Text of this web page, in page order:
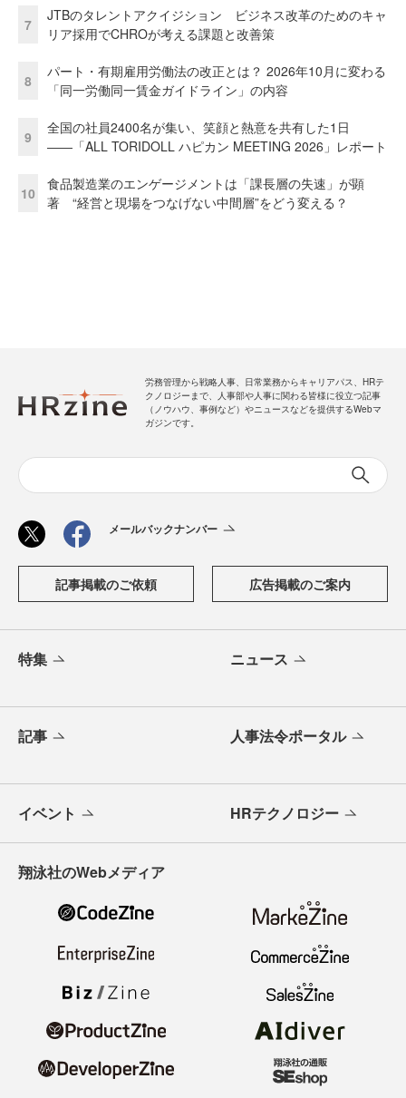
7
JTBのタレントアクイジション ビジネス改革のためのキャ
リア採用でCHROが考える課題と改善策
8
パート・有期雇用労働法の改正とは？ 2026年10月に変わる
「同一労働同一賃金ガイドライン」の内容
9
全国の社員2400名が集い、笑顔と熱意を共有した1日
――「ALL TORIDOLL ハピカン MEETING 2026」レポート
10
食品製造業のエンゲージメントは「課長層の失速」が顕
著 “経営と現場をつなげない中間層”をどう変える？
労務管理から戦略人事、日常業務からキャリアパス、HRテ
クノロジーまで、人事部や人事に関わる皆様に役立つ記事
（ノウハウ、事例など）やニュースなどを提供するWebマ
ガジンです。
メールバックナンバー
記事掲載のご依頼 広告掲載のご案内
特集 ニュース
記事 人事法令ポータル
イベント HRテクノロジー
翔泳社のWebメディア